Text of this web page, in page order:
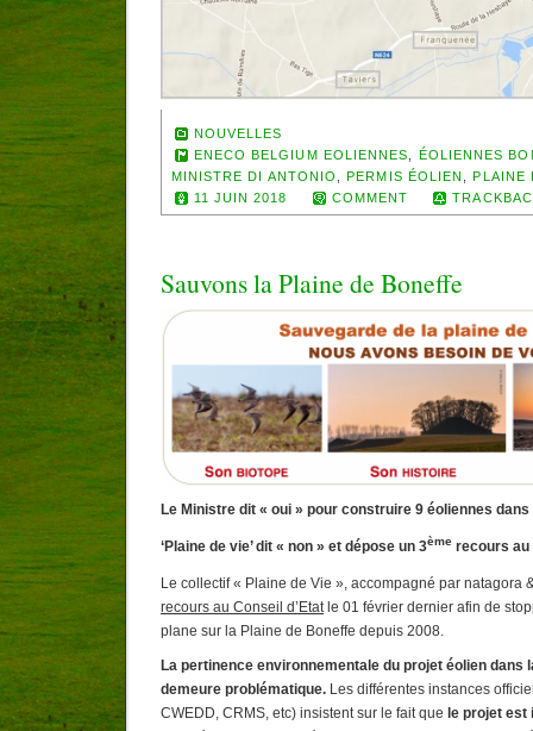
NOUVELLES
ENECO BELGIUM EOLIENNES
ÉOLIENNES
MINISTRE DI ANTONIO
,PERMIS ÉOLIEN ,PLAINE
11 JUIN 2018
COMMENT
Sauvons la Plaine de Boneffe
Le Ministre dit « oui » pour construire 9 éoliennes
‘Plaine de vie’ dit « non » et dépose un 3ème recours au
Le collectif « Plaine de Vie », accompagné par natagora
recours au Conseil d’Etatle 01 février dernier afin de
plane sur la Plaine de Boneffe depuis 2008.
La pertinence environnementale du projet éolien dans
demeure problématique. Les différentes instances
CWEDD, CRMS, etc) insistent sur le fait que le projet est